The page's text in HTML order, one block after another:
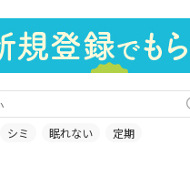
シミ 眠れない 定期